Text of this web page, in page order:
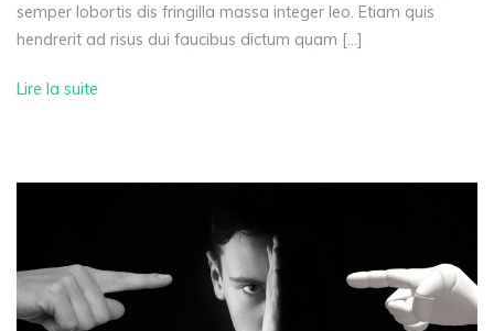
semper lobortis dis fringilla massa integer leo. Etiam quis
hendrerit ad risus dui faucibus dictum quam […]
Lire la suite